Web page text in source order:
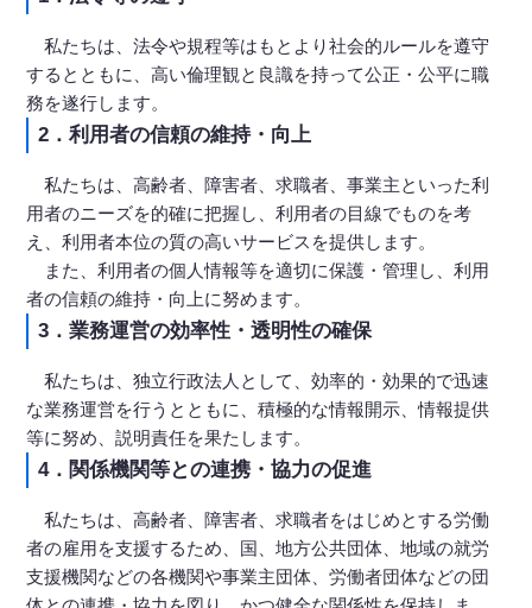
私たちは、法令や規程等はもとより社会的ルールを遵守
するとともに、高い倫理観と良識を持って公正・公平に職
務を遂行します。
2．利用者の信頼の維持・向上
私たちは、高齢者、障害者、求職者、事業主といった利
用者のニーズを的確に把握し、利用者の目線でものを考
え、利用者本位の質の高いサービスを提供します。
また、利用者の個人情報等を適切に保護・管理し、利用
者の信頼の維持・向上に努めます。
3．業務運営の効率性・透明性の確保
私たちは、独立行政法人として、効率的・効果的で迅速
な業務運営を行うとともに、積極的な情報開示、情報提供
等に努め、説明責任を果たします。
4．関係機関等との連携・協力の促進
私たちは、高齢者、障害者、求職者をはじめとする労働
者の雇用を支援するため、国、地方公共団体、地域の就労
支援機関などの各機関や事業主団体、労働者団体などの団